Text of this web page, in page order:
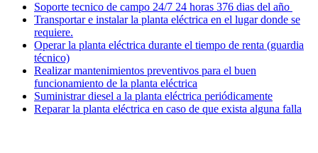
Soporte tecnico de campo 24/7 24 horas 376 dias del año
Transportar e instalar la planta eléctrica en el lugar donde se
requiere.
Operar la planta eléctrica durante el tiempo de renta (guardia
técnico)
Realizar mantenimientos preventivos para el buen
funcionamiento de la planta eléctrica
Suministrar diesel a la planta eléctrica periódicamente
Reparar la planta eléctrica en caso de que exista alguna falla